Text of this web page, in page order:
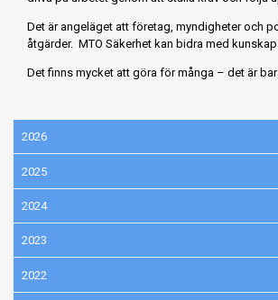
2026
2025
2024
2023
2022
Det är angeläget att företag, myndigheter och
åtgärder. MTO Säkerhet kan bidra med
Det finns mycket att göra för många – det är